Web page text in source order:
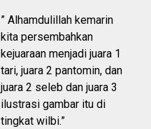
” Alhamdulillah kemarin
kita persembahkan
kejuaraan menjadi juara 1
tari, juara 2 pantomin, dan
juara 2 seleb dan juara 3
ilustrasi gambar itu di
tingkat wilbi.”